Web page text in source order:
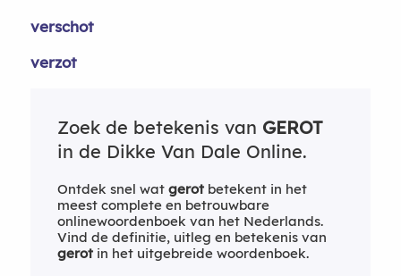
verschot
verzot
Zoek de betekenis van GEROT
in de Dikke Van Dale Online.
Ontdek snel wat gerotbetekent in het
meest complete en betrouwbare
onlinewoordenboek van het Nederlands.
Vind de definitie, uitleg en betekenis van
gerotin het uitgebreide woordenboek.